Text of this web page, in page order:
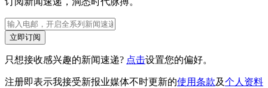
立即订阅
只想接收感兴趣的新闻速递? 点击设置您的偏好。
注册即表示我接受新报业媒体不时更新的使用条款及个人资料